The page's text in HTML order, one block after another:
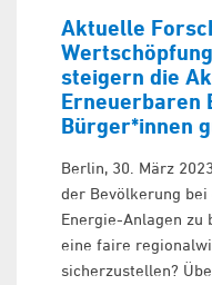
Aktuelle
steigern die
Erneuerbaren
Bürger*innen
Berlin, 30. März
der Bevölkerung
Energie-Anlagen zu
eine faire
sicherzustellen?